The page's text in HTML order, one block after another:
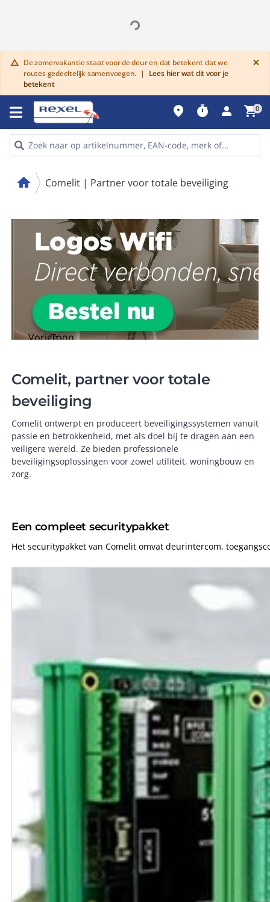
warning De zomervakantie staat voor de deur en dat betekent dat we
routes gedeeltelijk samenvoegen. |
Lees hier wat dit voor je
betekent
×
place timer person shopping_cart0
home Comelit | Partner voor totale beveiliging
VorigeToon
Comelit, partner voor totale
beveiliging
Comelit ontwerpt en produceert beveiligingssystemen vanuit
passie en betrokkenheid, met als doel bij te dragen aan een
veiligere wereld. Ze bieden professionele
beveiligingsoplossingen voor zowel utiliteit, woningbouw en
zorg.
Een compleet securitypakket
Het securitypakket van Comelit omvat deurintercom,